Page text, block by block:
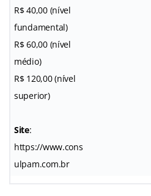
R$ 40,00 (nível
fundamental)
R$ 60,00 (nível
médio)
R$ 120,00 (nível
superior)
Site:
https://www.cons
ulpam.com.br